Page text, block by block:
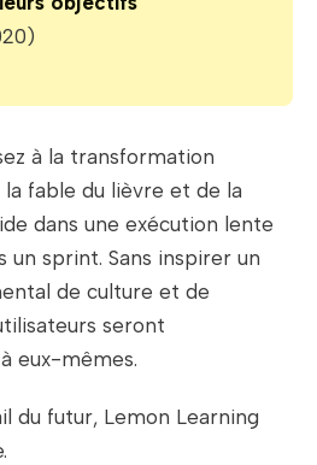
à la transformation
fable du lièvre et de la
dans une exécution lente
un sprint. Sans inspirer un
de culture et de
seront
eux-mêmes.
du futur, Lemon Learning